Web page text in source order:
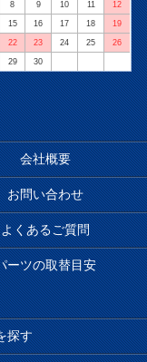
8 9 10 11 12
15 16 17 18 19
22 23 24 25 26
29 30
会社概要
お問い合わせ
よくあるご質問
ーツの取替目安
探す